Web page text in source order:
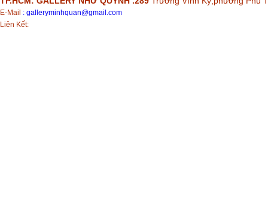
E-Mail : galleryminhquan@gmail.com
Liên Kết: